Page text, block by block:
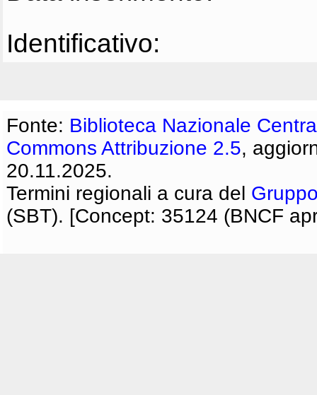
Identificativo:
Fonte: Biblioteca Nazionale
Commons Attribuzione 2.5,
20.11.2025.
Termini regionali a cura del
(SBT). [Concept: 35124 (BNCF